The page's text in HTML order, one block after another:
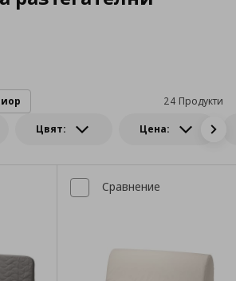
Цвят: Цена:
24 Продукти
Сравнение